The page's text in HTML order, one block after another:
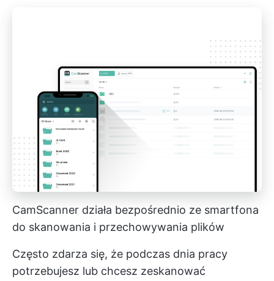
CamScanner działa bezpośrednio ze smartfona
do skanowania i przechowywania plików
Często zdarza się, że podczas dnia pracy
potrzebujesz lub chcesz zeskanować